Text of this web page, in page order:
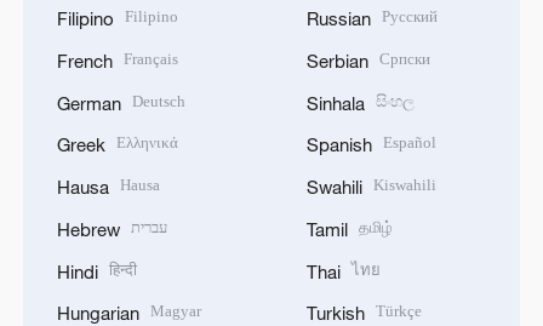
Filipino Filipino
French Français
German Deutsch
Greek Ελληνικά
Hausa Hausa
Hebrew עברית
Hindi हिन्दी
Hungarian Magyar
Russian Русский
Serbian Српски
Sinhala සිංහල
Spanish Español
Swahili Kiswahili
Tamil தமிழ்
Thai ไทย
Turkish Türkçe